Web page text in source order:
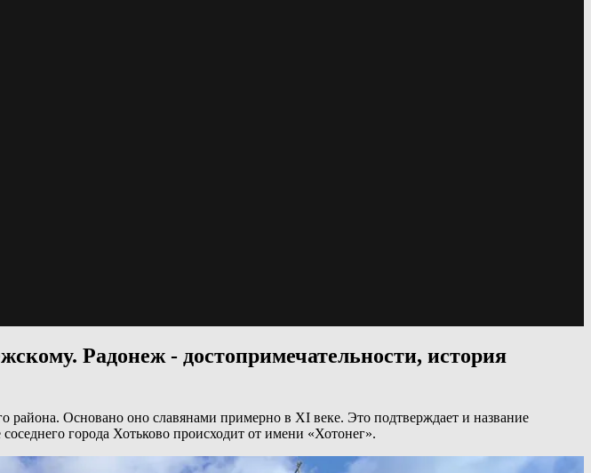
Радонеж - достопримечательности, история
Основано оно славянами примерно в XI веке. Это подтверждает и название
города Хотьково происходит от имени «Хотонег».